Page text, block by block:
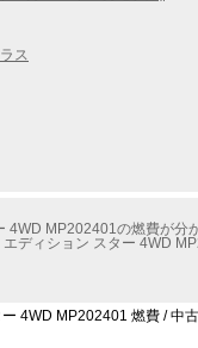
ス
MP202401の燃費が分
ディション スター 4WD
4WD MP202401 燃費 / 中